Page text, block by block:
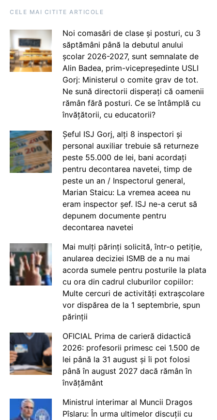
CELE MAI CITITE ARTICOLE
Noi comasări de clase și posturi, cu 3
săptămâni până la debutul anului
școlar 2026-2027, sunt semnalate de
Alin Badea, prim-vicepreședinte USLI
Gorj: Ministerul o comite grav de tot.
Ne sună directorii disperați că oamenii
rămân fără posturi. Ce se întâmplă cu
învățătorii, cu educatorii?
Șeful ISJ Gorj, alți 8 inspectori și
personal auxiliar trebuie să returneze
peste 55.000 de lei, bani acordați
pentru decontarea navetei, timp de
peste un an / Inspectorul general,
Marian Staicu: La vremea aceea nu
eram inspector șef. ISJ ne-a cerut să
depunem documente pentru
decontarea navetei
Mai mulți părinți solicită, într-o petiție,
anularea deciziei ISMB de a nu mai
acorda sumele pentru posturile la plata
cu ora din cadrul cluburilor copiilor:
Multe cercuri de activități extrașcolare
vor dispărea de la 1 septembrie, spun
părinții
OFICIAL Prima de carieră didactică
2026: profesorii primesc cei 1.500 de
lei până la 31 august și îi pot folosi
până în august 2027 dacă rămân în
învățământ
Ministrul interimar al Muncii Dragos
Pîslaru: În urma ultimelor discuții cu